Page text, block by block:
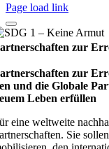
Page load link
zur
zur
und die Glo­bale
Leben erfül­len
eine weltweite
Sie